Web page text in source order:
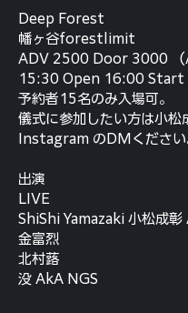
Deep Forest
幡ヶ谷forestlimit
ADV 2500 Door 3000 （
15:30 Open 16:00 Start
予約者15名のみ入場可。
儀式に参加したい方は小松
Instagram のDMください
出演
LIVE
ShiShi Yamazaki 小松成
金富烈
北村蕗
没 AkA NGS